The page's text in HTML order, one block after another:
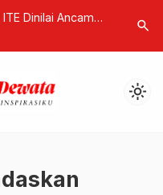
Dinilai Ancam
Bom
Ratusan
search
light_mode